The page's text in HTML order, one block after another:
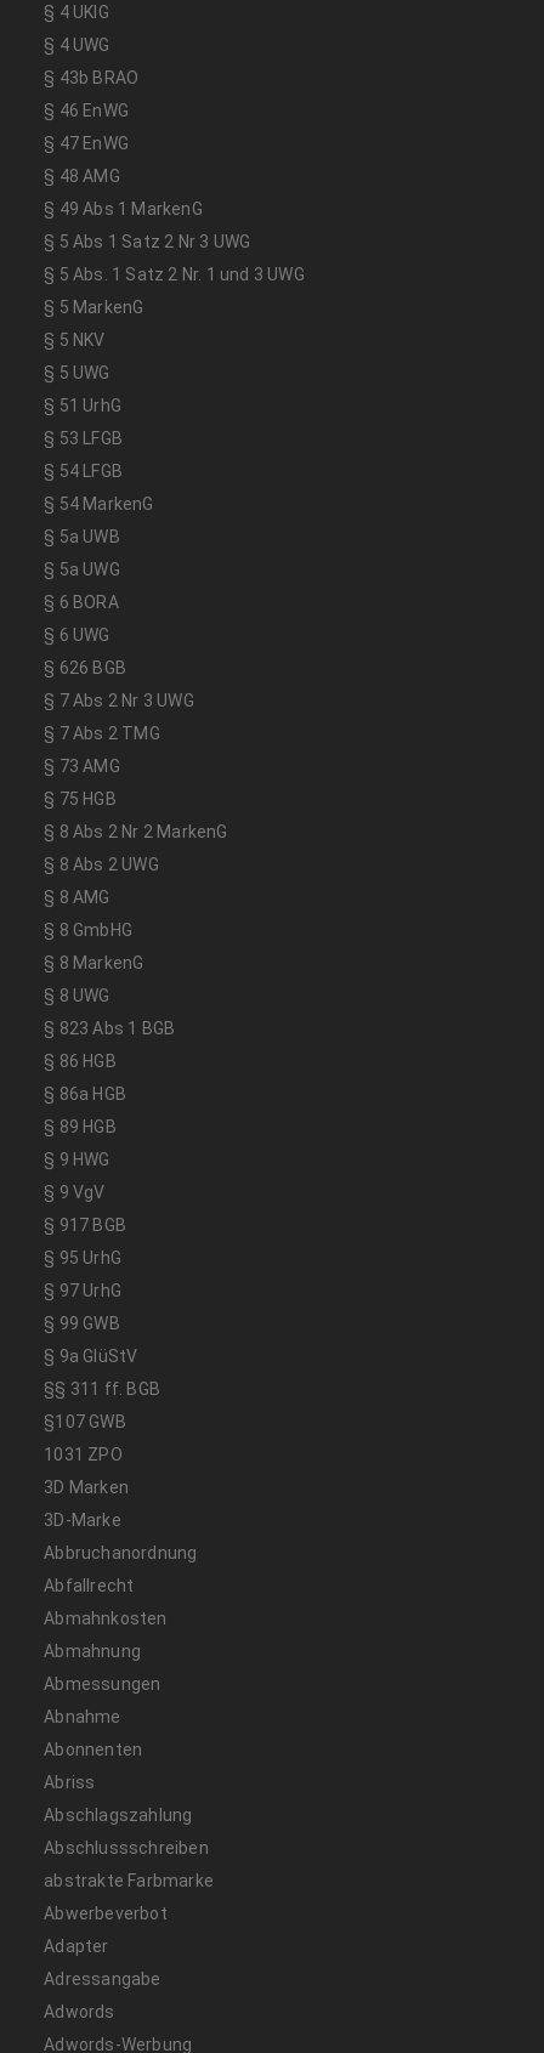
§ 4 UKlG
§ 4 UWG
§ 43b BRAO
§ 46 EnWG
§ 47 EnWG
§ 48 AMG
§ 49 Abs 1 MarkenG
§ 5 Abs 1 Satz 2 Nr 3 UWG
§ 5 Abs. 1 Satz 2 Nr. 1 und 3 UWG
§ 5 MarkenG
§ 5 NKV
§ 5 UWG
§ 51 UrhG
§ 53 LFGB
§ 54 LFGB
§ 54 MarkenG
§ 5a UWB
§ 5a UWG
§ 6 BORA
§ 6 UWG
§ 626 BGB
§ 7 Abs 2 Nr 3 UWG
§ 7 Abs 2 TMG
§ 73 AMG
§ 75 HGB
§ 8 Abs 2 Nr 2 MarkenG
§ 8 Abs 2 UWG
§ 8 AMG
§ 8 GmbHG
§ 8 MarkenG
§ 8 UWG
§ 823 Abs 1 BGB
§ 86 HGB
§ 86a HGB
§ 89 HGB
§ 9 HWG
§ 9 VgV
§ 917 BGB
§ 95 UrhG
§ 97 UrhG
§ 99 GWB
§ 9a GlüStV
§§ 311 ff. BGB
§107 GWB
1031 ZPO
3D Marken
3D-Marke
Abbruchanordnung
Abfallrecht
Abmahnkosten
Abmahnung
Abmessungen
Abnahme
Abonnenten
Abriss
Abschlagszahlung
Abschlussschreiben
abstrakte Farbmarke
Abwerbeverbot
Adapter
Adressangabe
Adwords
Adwords-Werbung